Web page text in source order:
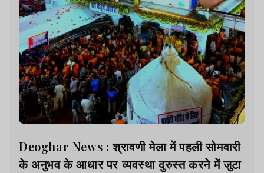
Deoghar News : श्रावणी मेला में पहली सोमवारी
के अनुभव के आधार पर व्यवस्था दुरुस्त करने में जुटा